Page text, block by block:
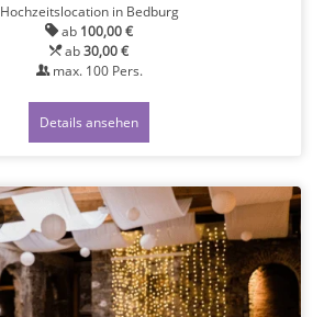
Hochzeitslocation in Bedburg
ab 100,00 €
ab30,00 €
max. 100Pers.
Details ansehen